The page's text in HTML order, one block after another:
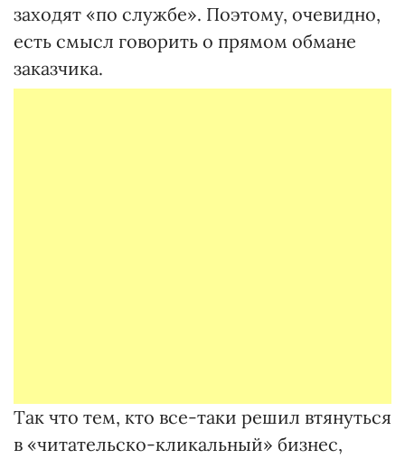
заходят «по службе». Поэтому, очевидно,
есть смысл говорить о прямом обмане
заказчика.
Так что тем, кто все-таки решил втянуться
в «читательско-кликальный» бизнес,